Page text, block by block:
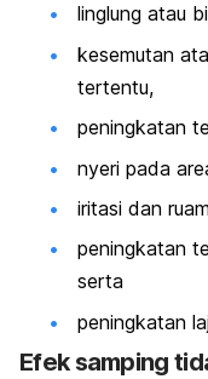
linglung atau
kesemutan
tertentu,
peningkatan
nyeri pada
iritasi dan
peningkatan
serta
peningkatan
Efek samping